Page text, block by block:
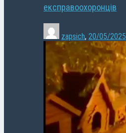
експравоохоронців
zapsich, 20/05/2025